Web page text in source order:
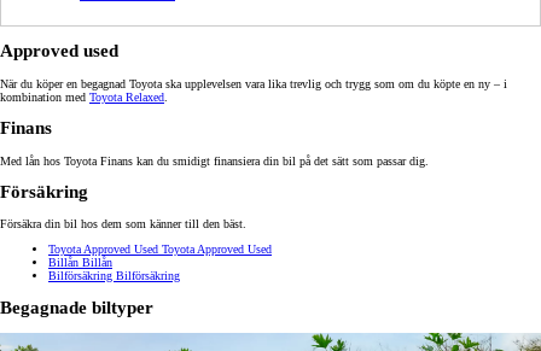
Approved used
När du köper en begagnad Toyota ska upplevelsen vara lika trevlig och trygg som om du köpte en ny – i
kombination med Toyota Relaxed
Finans
Med lån hos Toyota Finans kan du smidigt finansiera din bil på det sätt som passar dig.
Försäkring
Försäkra din bil hos dem som känner till den bäst.
Toyota Approved Used Toyota Approved Used
Billån Billån
Bilförsäkring Bilförsäkring
Begagnade biltyper